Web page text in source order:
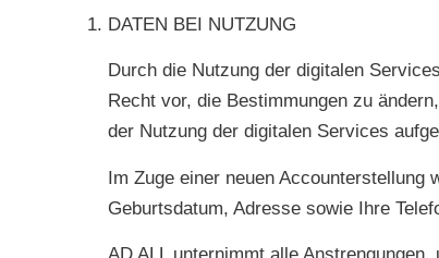
DATEN BEI NUTZUNG
Durch die Nutzung der digitalen
Recht vor, die Bestimmungen zu
der Nutzung der digitalen Services
Im Zuge einer neuen Accounterstellung
Geburtsdatum, Adresse sowie Ihre